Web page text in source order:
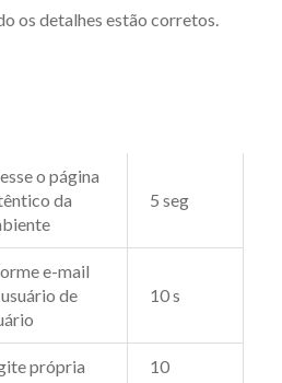
os detalhes estão corretos.
o página
da
5 seg
e-mail
de
10 s
própria
10